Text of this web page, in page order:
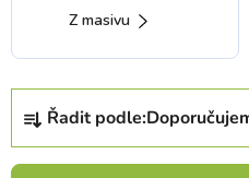
Z masivu
Ř
z
Řadit podle: